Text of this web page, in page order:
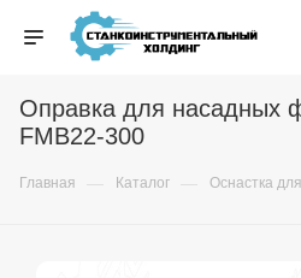
Оправка для насадных
FMB22-300
Главная — Каталог — Оснастка